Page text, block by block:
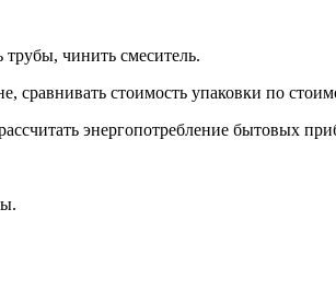
чинить смеситель.
стоимость упаковки по
энергопотребление бытовых